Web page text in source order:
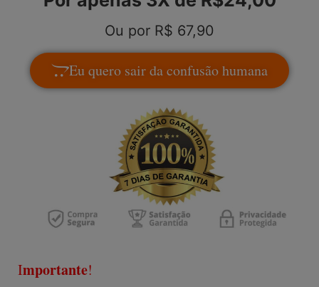
Ou por R$ 67,90
Eu quero sair da confusão humana
Importante!